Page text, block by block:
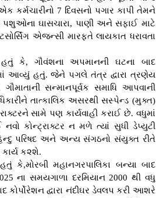
7 દિવસનો પગાર કાપી તેમને
પશુઓના ઘાસચારા, પાણી અને સફાઈ માટે
એજન્સી મારફતે લાયકાત ધરાવતા
કે, ગૌવંશના અપમાનની ઘટના બાદ
આવ્યું હતું. જેને પગલે તંત્ર દ્વારા ત્રણેય
સન્માનપૂર્વક સમાધિ આપવાની
તાત્કાલિક અસરથી સસ્પેન્ડ (મુક્ત)
સામે પણ કાર્યવાહી કરાઈ છે. વધુમાં
કોન્ટ્રાક્ટર ન મળે ત્યાં સુધી ડેપ્યુટી
પરિષદ અને અન્ય સંગઠનો સંયુક્ત રીતે
ક૨શે.
કે,મોરબી મહાનગરપાલિકા બન્યા બાદ
ના સમયગાળા દરમિયાન 2000 થી વધુ
દ્વારા નંદીઘર ડેવલપ કરી આશરે